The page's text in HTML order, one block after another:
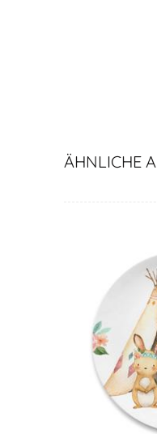
ÄHNLICHE